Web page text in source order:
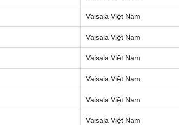
Vaisala Việt Nam
Vaisala Việt Nam
Vaisala Việt Nam
Vaisala Việt Nam
Vaisala Việt Nam
Vaisala Việt Nam